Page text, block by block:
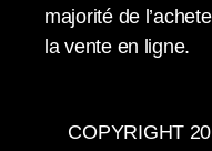
majorité de
la vente en ligne.
COPYRIGHT